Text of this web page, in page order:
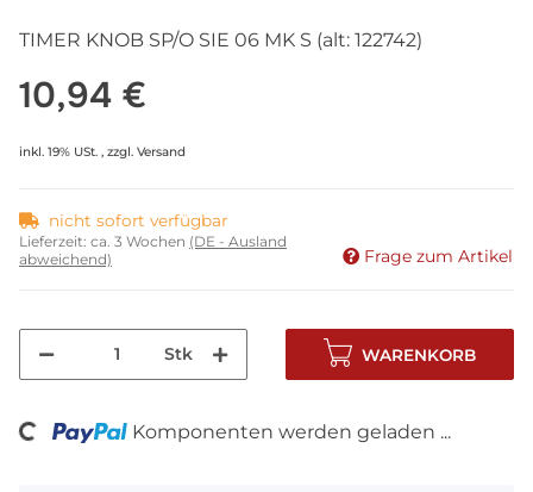
TIMER KNOB SP/O SIE 06 MK S (alt: 122742)
10,94 €
inkl. 19% USt. , zzgl. Versand
nicht sofort verfügbar
Lieferzeit: ca. 3 Wochen (DE - Ausland
abweichend)
Frage zum Artikel
Stk WARENKORB
Komponenten werden geladen ...